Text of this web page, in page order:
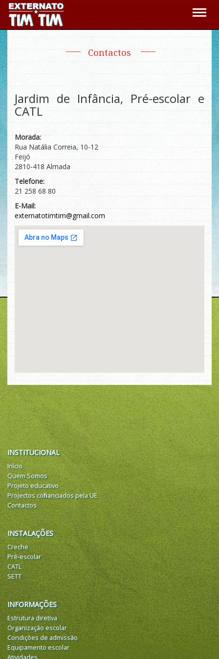
Contactos
Jardim de Infância, Pré-escolar e
CATL
Morada:
Rua Natália Correia, 10-12
Feijó
2810-418 Almada
Telefone:
21 258 68 80
E-Mail:
externatotimtim@gmail.com
INSTITUCIONAL
Início
Quem Somos
Projeto educativo
Projectos cofinanciados pela UE
Contactos
INSTALAÇÕES
Creche
Pré-escolar
CATL
SETT
INFORMAÇÕES
Estrutura diretiva
Organização escolar
Condições de admissão
Equipamento escolar
Atividades